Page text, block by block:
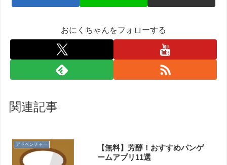
おにくちゃんをフォローする
関連記事
アドベンチャー
【無料】芳醇！おすすめパンゲ
ームアプリ11選